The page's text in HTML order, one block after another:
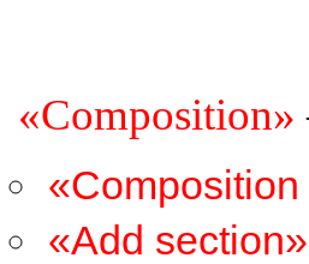
«Composition»
«Add section»